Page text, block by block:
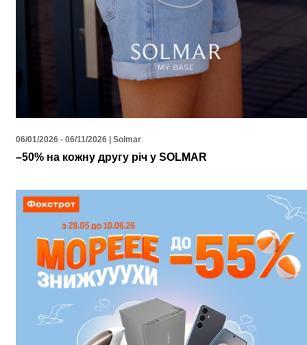
06/01/2026 - 06/11/2026 | Solmar
–50% на кожну другу річ у SOLMAR